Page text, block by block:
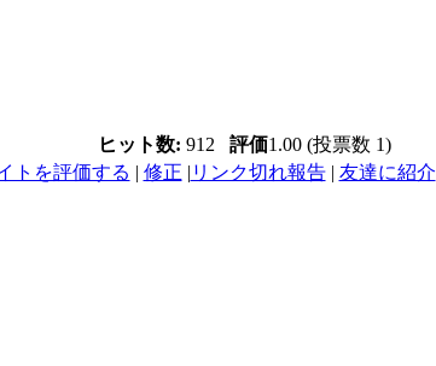
ヒット数: 912 評価1.00 (投票数 1)
トを評価する | 修正 | リンク切れ報告| 友達に紹介